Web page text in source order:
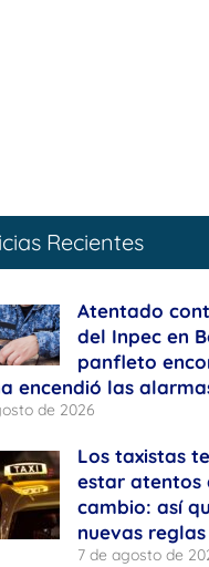
Recientes
Atentado
del Inpec en
panfleto
encendió las
de 2026
Los taxistas
estar atentos
cambio: así
nuevas
7 de agosto de